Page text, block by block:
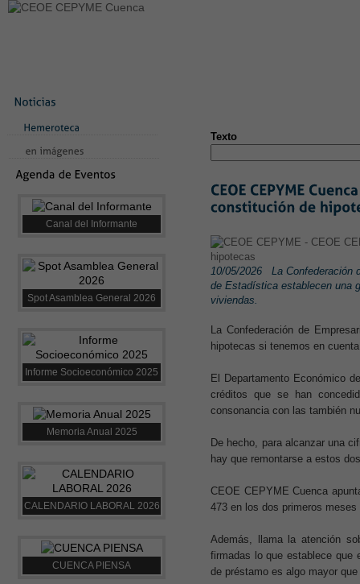
Canal del Informante
Spot Asamblea General 2026
Informe Socioeconómico 2025
Memoria Anual 2025
CALENDARIO LABORAL 2026
CUENCA PIENSA
Texto
10/05/2026
La Confederación
de Estadística establecen una
viviendas.
La Confederación de
hipotecas si tenemos en
El Departamento Económico
créditos que se han
consonancia con las también
De hecho, para alcanzar una
hay que remontarse a estos
CEOE CEPYME Cuenca
473 en los dos primeros
Además, llama la atención
firmadas lo que establece que
de préstamo es algo mayor